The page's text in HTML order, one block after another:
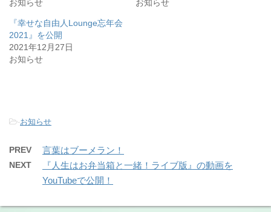
お知らせ
お知らせ
『幸せな自由人Lounge忘年会
2021』を公開
2021年12月27日
お知らせ
-お知らせ
PREV 言葉はブーメラン！
NEXT
『人生はお弁当箱と一緒！ライブ版』の動画を
YouTubeで公開！